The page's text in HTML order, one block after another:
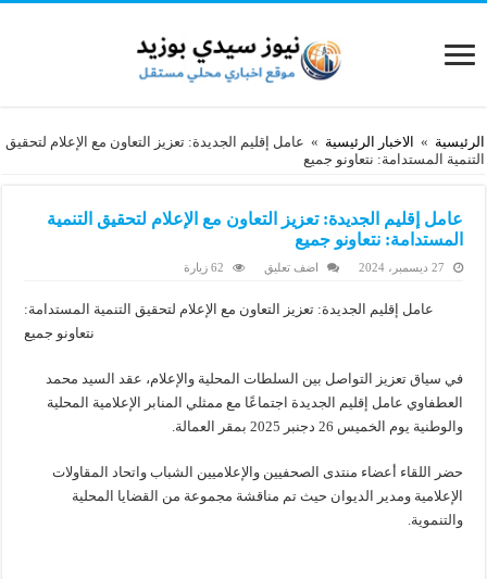
الرئيسية » الاخبار الرئيسية » عامل إقليم الجديدة: تعزيز التعاون مع الإعلام لتحقيق
التنمية المستدامة: نتعاونو جميع
عامل إقليم الجديدة: تعزيز التعاون مع الإعلام لتحقيق التنمية
المستدامة: نتعاونو جميع
27 ديسمبر، 2024 اضف تعليق 62 زيارة
عامل إقليم الجديدة: تعزيز التعاون مع الإعلام لتحقيق التنمية المستدامة:
نتعاونو جميع
في سياق تعزيز التواصل بين السلطات المحلية والإعلام، عقد السيد محمد
العطفاوي عامل إقليم الجديدة اجتماعًا مع ممثلي المنابر الإعلامية المحلية
والوطنية يوم الخميس 26 دجنبر 2025 بمقر العمالة.
حضر اللقاء أعضاء منتدى الصحفيين والإعلاميين الشباب واتحاد المقاولات
الإعلامية ومدير الديوان حيث تم مناقشة مجموعة من القضايا المحلية
والتنموية.